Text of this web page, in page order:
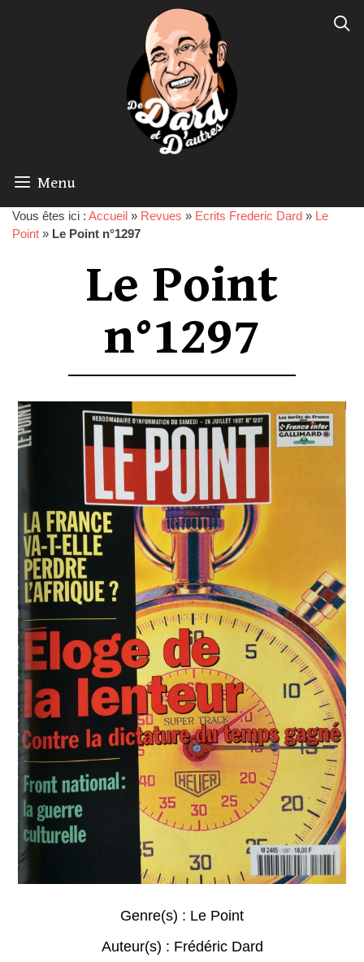
Menu
Vous êtes ici : Accueil » Revues » Ecrits Frederic Dard » Le
Point » Le Point n°1297
Le Point
n°1297
Genre(s) : Le Point
Auteur(s) : Frédéric Dard